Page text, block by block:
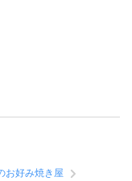
お好み焼き屋